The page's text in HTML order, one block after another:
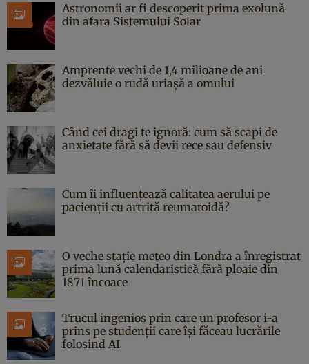
Astronomii ar fi descoperit prima exolună
din afara Sistemului Solar
Amprente vechi de 1,4 milioane de ani
dezvăluie o rudă uriașă a omului
Când cei dragi te ignoră: cum să scapi de
anxietate fără să devii rece sau defensiv
Cum îi influențează calitatea aerului pe
pacienții cu artrită reumatoidă?
O veche stație meteo din Londra a înregistrat
prima lună calendaristică fără ploaie din
1871 încoace
Trucul ingenios prin care un profesor i-a
prins pe studenții care își făceau lucrările
folosind AI